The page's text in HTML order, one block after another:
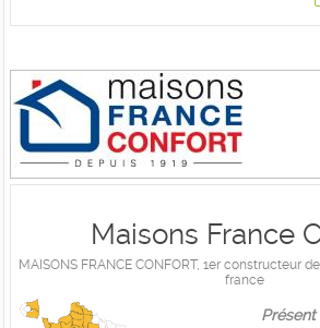
Maisons France
MAISONS FRANCE CONFORT, 1er constructeur
france
Présent